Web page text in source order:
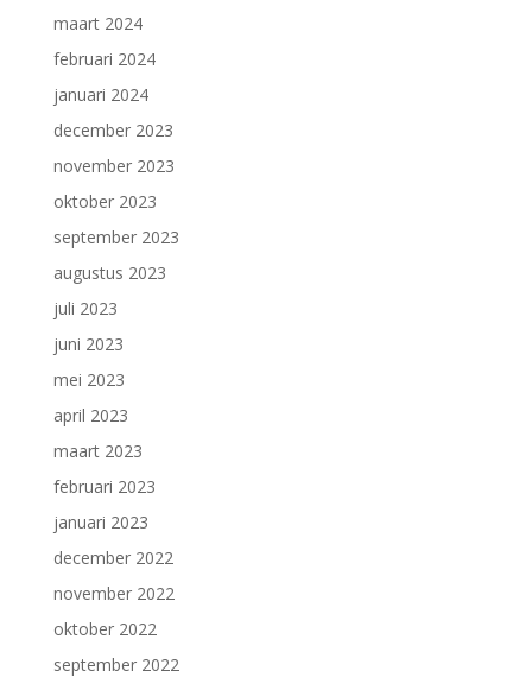
maart 2024
februari 2024
januari 2024
december 2023
november 2023
oktober 2023
september 2023
augustus 2023
juli 2023
juni 2023
mei 2023
april 2023
maart 2023
februari 2023
januari 2023
december 2022
november 2022
oktober 2022
september 2022